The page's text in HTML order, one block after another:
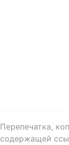
Перепечатка,
содержащей